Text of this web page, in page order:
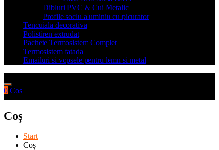
Dibluri PVC & Cui Metalic
Profile soclu aluminiu cu picurator
Tencuiala decorativa
Polistiren extrudat
Pachete Termosistem Complet
Termosistem fatada
Emailuri si vopsele pentru lemn si metal
0 Cos
Coș
Start
Coș